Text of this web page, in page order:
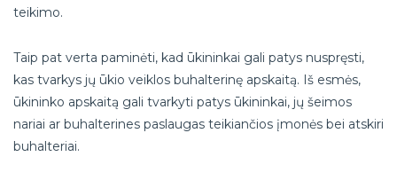
teikimo.
Taip pat verta paminėti, kad ūkininkai gali patys nuspręsti,
kas tvarkys jų ūkio veiklos buhalterinę apskaitą. Iš esmės,
ūkininko apskaitą gali tvarkyti patys ūkininkai, jų šeimos
nariai ar buhalterines paslaugas teikiančios įmonės bei atskiri
buhalteriai.